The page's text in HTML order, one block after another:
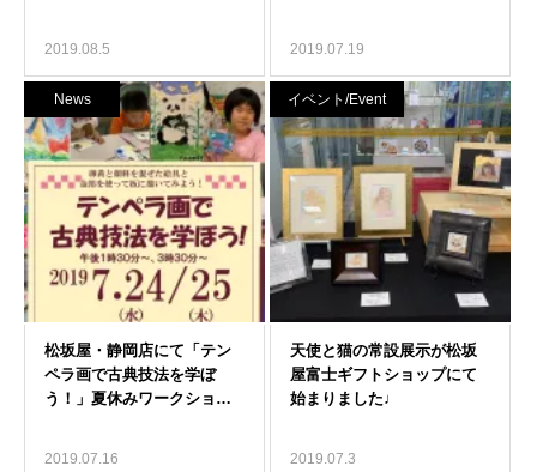
2019.08.5 2019.07.19
News
2019.07.16
イベント/Event
2019.07.3